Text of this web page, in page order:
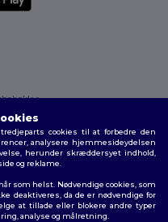
Fortrolighedspolitik
cookies til at forbedre den
analysere hjemmesideydelsen
herunder skræddersyet indhold,
og reklame.
som helst. Nødvendige cookies, som
deaktiveres, da de er nødvendige for
at tillade eller blokere andre typer
analyse og målretning.